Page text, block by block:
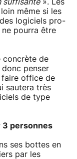
suffisante». Les
même si les
logiciels pro-
pourra être
concrète de
penser
faire office de
sautera très
de type
3 personnes
ses bottes en
par les